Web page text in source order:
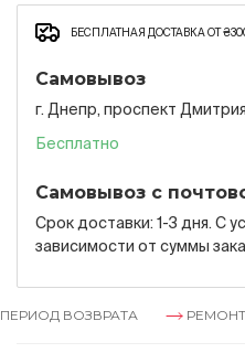
БЕСПЛАТНАЯ ДОСТАВКА ОТ
Самовывоз
г. Днепр, проспект
Бесплатно
Самовывоз с
Срок доставки: 1-3 дня. С
зависимости от суммы
ВОЗВРАТА РЕМОНТ